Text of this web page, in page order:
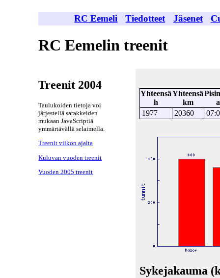
RC Eemeli Tiedotteet Jäsenet
RC Eemelin treenit
Treenit 2004
Taulukoiden tietoja voi
järjestellä sarakkeiden
mukaan JavaScriptiä
ymmärtävällä selaimella.
Treenit viikon ajalta
Kuluvan vuoden treenit
Vuoden 2005 treenit
Yhteensä
h
Yhteensä
km
1977
20360
Sykejakauma